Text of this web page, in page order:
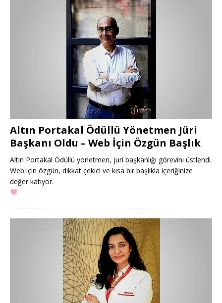
Altın Portakal Ödüllü Yönetmen Jüri
Başkanı Oldu – Web İçin Özgün Başlık
Altın Portakal Ödüllü yönetmen, juri başkanlığı görevini üstlendi.
Web için özgün, dikkat çekici ve kısa bir başlıkla içeriğinize
değer katıyor.